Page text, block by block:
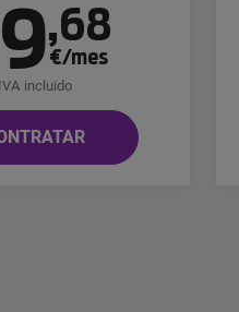
,68
€/mes
IVA incluido